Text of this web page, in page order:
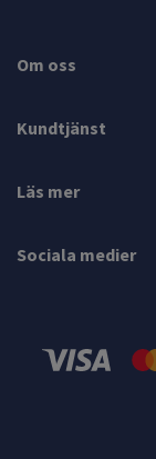
Om oss
Kundtjänst
Läs mer
Sociala medier